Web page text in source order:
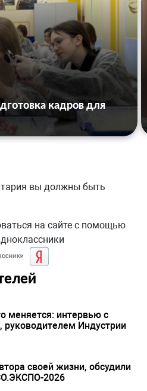
кадров для
вы должны быть
на сайте с помощью
меняется: интервью с
Индустрии
своей жизни, обсудили
2026